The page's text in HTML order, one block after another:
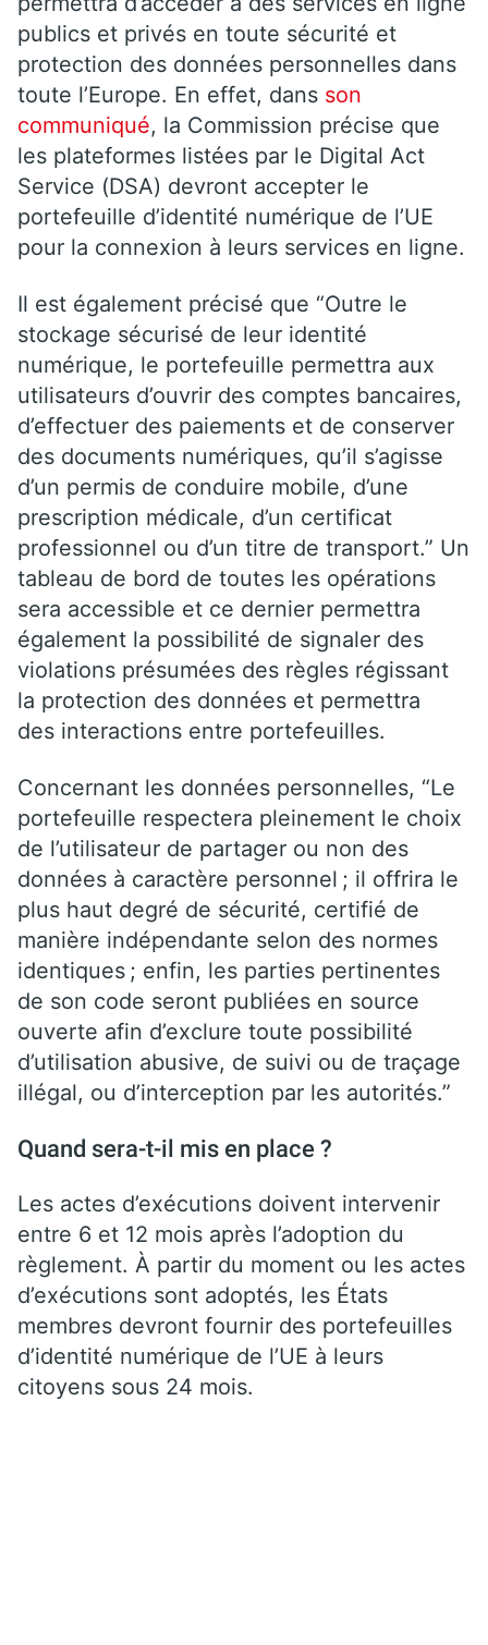
publics et privés en toute sécurité et
protection des données personnelles dans
toute l’Europe. En effet, dans son
communiqué, la Commission précise que
les plateformes listées par le Digital Act
Service (DSA) devront accepter le
portefeuille d’identité numérique de l’UE
pour la connexion à leurs services en ligne.
Il est également précisé que “Outre le
stockage sécurisé de leur identité
numérique, le portefeuille permettra aux
utilisateurs d’ouvrir des comptes bancaires,
d’effectuer des paiements et de conserver
des documents numériques, qu’il s’agisse
d’un permis de conduire mobile, d’une
prescription médicale, d’un certificat
professionnel ou d’un titre de transport.” Un
tableau de bord de toutes les opérations
sera accessible et ce dernier permettra
également la possibilité de signaler des
violations présumées des règles régissant
la protection des données et permettra
des interactions entre portefeuilles.
Concernant les données personnelles, “Le
portefeuille respectera pleinement le choix
de l’utilisateur de partager ou non des
données à caractère personnel ; il offrira le
plus haut degré de sécurité, certifié de
manière indépendante selon des normes
identiques ; enfin, les parties pertinentes
de son code seront publiées en source
ouverte afin d’exclure toute possibilité
d’utilisation abusive, de suivi ou de traçage
illégal, ou d’interception par les autorités.”
Quand sera-t-il mis en place ?
Les actes d’exécutions doivent intervenir
entre 6 et 12 mois après l’adoption du
règlement. À partir du moment ou les actes
d’exécutions sont adoptés, les États
membres devront fournir des portefeuilles
d’identité numérique de l’UE à leurs
citoyens sous 24 mois.